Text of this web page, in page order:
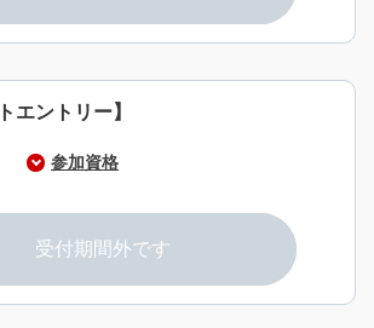
ントリー】
参加資格
可能な健康な15歳以上の男女
の同意が必要
受付期間外です